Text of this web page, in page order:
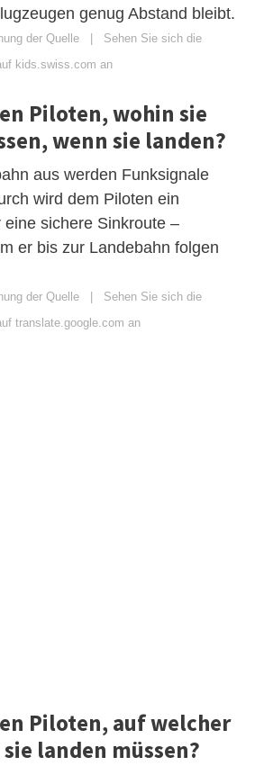
genug Abstand bleibt.
der Quelle
Sehen Sie sich die
kids.swiss.com an
Piloten, wohin sie
wenn sie landen?
aus werden Funksignale
wird dem Piloten ein
eine sichere Sinkroute –
er bis zur Landebahn folgen
der Quelle
Sehen Sie sich die
translate.google.com an
Piloten, auf welcher
landen müssen?